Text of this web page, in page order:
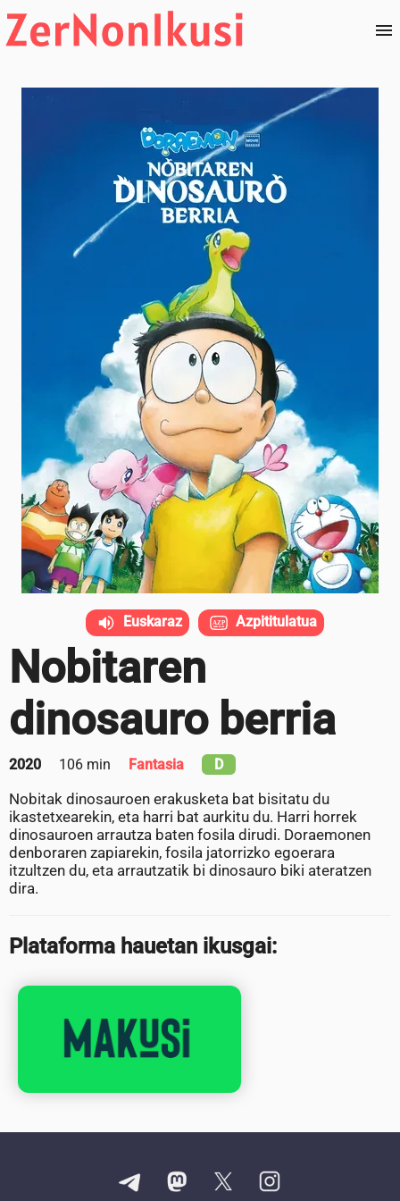
Nobitaren
dinosauro berria
2020 106 min Fantasia D
Nobitak dinosauroen erakusketa bat bisitatu du
ikastetxearekin, eta harri bat aurkitu du. Harri horrek
dinosauroen arrautza baten fosila dirudi. Doraemonen
denboraren zapiarekin, fosila jatorrizko egoerara
itzultzen du, eta arrautzatik bi dinosauro biki ateratzen
dira.
Plataforma hauetan ikusgai:
Euskaraz Azpititulatua